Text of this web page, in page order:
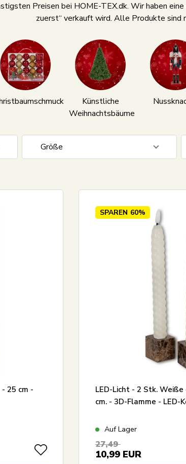
Preisen bei HOME-TEX.dk. Wir haben
zuerst“ verkauft wird. Alle Produkte sind
Künstliche
Weihnachtsbäume
Größe
25 cm -
SPAREN 60%
LED-Licht - 2 Stk.
cm. - 3D-Flamme - LED-
Auf Lager
27,49
10,99 EUR